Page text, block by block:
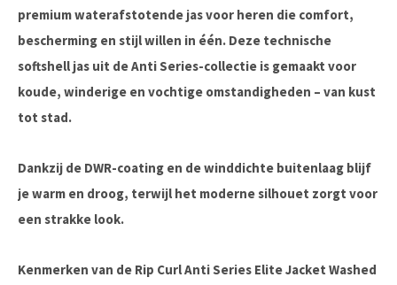
premium waterafstotende jasvoor heren die comfort,
bescherming en stijl willen in één. Deze technische
softshell jas uit de Anti Series-collectie is gemaakt voor
koude, winderige en vochtige omstandigheden – van kust
tot stad.
Dankzij de DWR-coating en dewinddichte buitenlaag blijf
je warm en droog, terwijl het moderne silhouet zorgt voor
een strakke look.
Kenmerken van de Rip Curl Anti Series Elite Jacket Washed